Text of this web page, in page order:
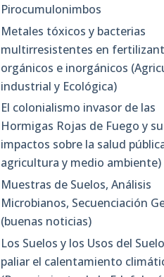
Pirocumulonimbos
Metales tóxicos y bacterias
multirresistentes en
orgánicos e inorgánicos
industrial y Ecológica)
El colonialismo invasor de las
Hormigas Rojas de Fuego y
impactos sobre la salud
agricultura y medio ambiente)
Muestras de Suelos, Análisis
Microbianos, Secuenciación
(buenas noticias)
Los Suelos y los Usos del
paliar el calentamiento